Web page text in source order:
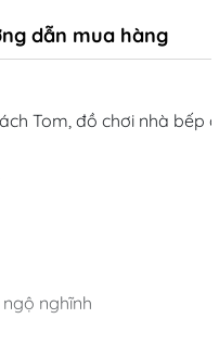
dẫn mua hàng
Tom, đồ chơi nhà bếp
nghĩnh